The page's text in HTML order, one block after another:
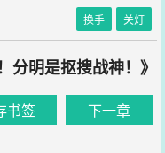
换手 关灯
分明是抠搜战神！》
书签 下一章